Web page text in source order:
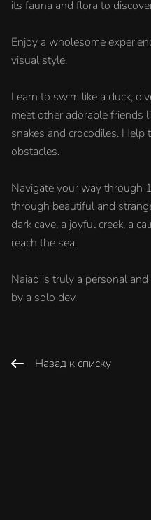
its fauna and flora to
Enjoy a wholesome
visual style.
Learn to swim like a duck,
meet other adorable friends
snakes and crocodiles.
obstacles.
Navigate your way through
through beautiful and
dark cave, a joyful creek, a
reach the sea.
Naiad is truly a personal
by a solo dev.
Назад к списку